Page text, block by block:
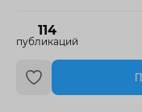
114
публикаций